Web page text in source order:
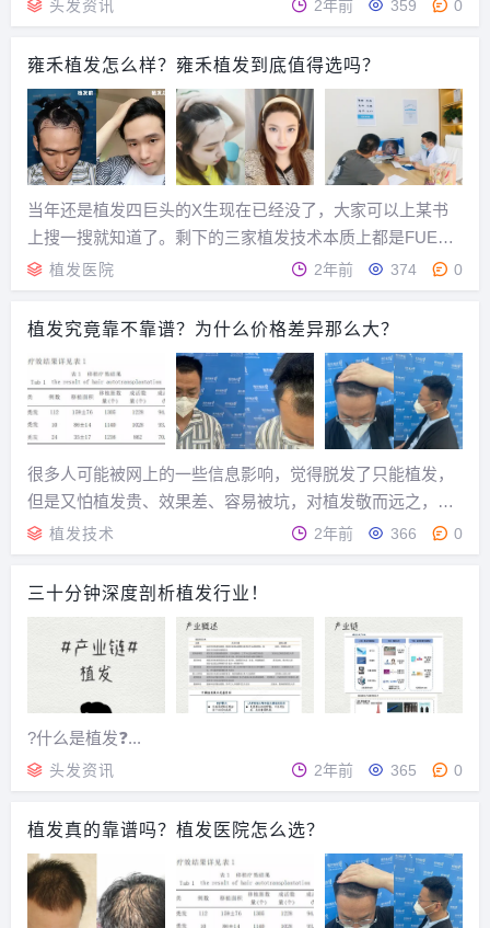
头发资讯 2年前 359 0
雍禾植发怎么样？雍禾植发到底值得选吗？
当年还是植发四巨头的X生现在已经没了，大家可以上某书
上搜一搜就知道了。剩下的三家植发技术本质上都是FUE，
主要还是收费和医生的不同。而且解决脱发的办法无非就是
这三到四种方案：...
植发医院 2年前 374 0
植发究竟靠不靠谱？为什么价格差异那么大？
很多人可能被网上的一些信息影响，觉得脱发了只能植发，
但是又怕植发贵、效果差、容易被坑，对植发敬而远之，最
后只能眼看头发越脱越厉害。其实这个观点很片面。...
植发技术 2年前 366 0
三十分钟深度剖析植发行业！
?什么是植发❓...
头发资讯 2年前 365 0
植发真的靠谱吗？植发医院怎么选？